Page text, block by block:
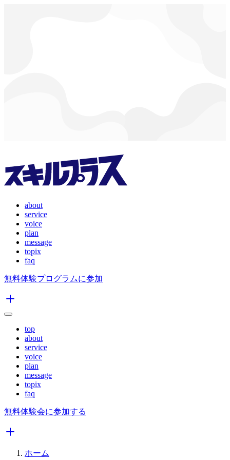
about
service
voice
plan
message
topix
faq
無料体験プログラムに参加
top
about
service
voice
plan
message
topix
faq
無料体験会に参加する
ホーム